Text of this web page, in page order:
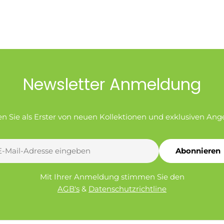
Newsletter Anmeldung
Sie als Erster von neuen Kollektionen und exklusiven
Abonnieren
Mit Ihrer Anmeldung stimmen Sie den
AGB's & Datenschutzrichtline